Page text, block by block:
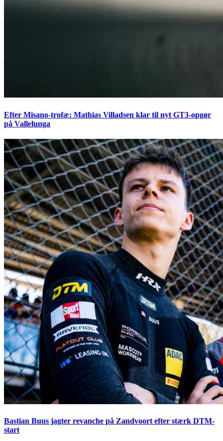
Efter Misano-trofæ: Mathias Villadsen klar til nyt GT3-opgør
på Vallelunga
Bastian Buus jagter revanche på Zandvoort efter stærk DTM-
start